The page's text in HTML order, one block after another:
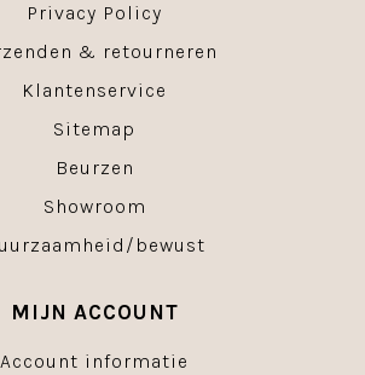
Privacy Policy
& retourneren
Klantenservice
Sitemap
Beurzen
Showroom
bewust
MIJN ACCOUNT
Account informatie